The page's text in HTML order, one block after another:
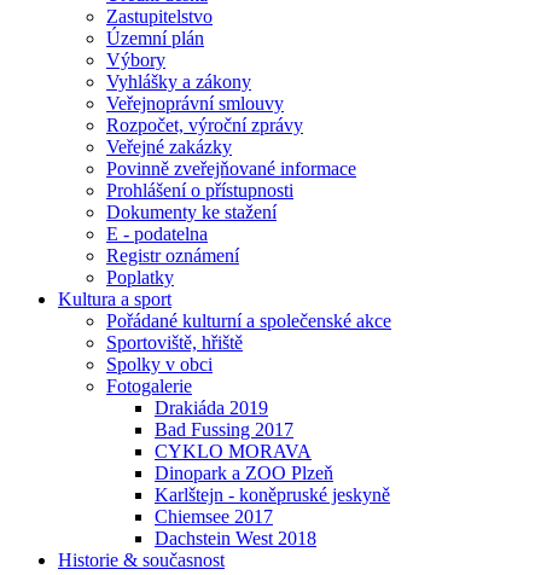
Zastupitelstvo
Územní plán
Výbory
Vyhlášky a zákony
Veřejnoprávní smlouvy
Rozpočet, výroční zprávy
Veřejné zakázky
Povinně zveřejňované informace
Prohlášení o přístupnosti
Dokumenty ke stažení
E - podatelna
Registr oznámení
Poplatky
Kultura a sport
Pořádané kulturní a společenské akce
Sportoviště, hřiště
Spolky v obci
Fotogalerie
Drakiáda 2019
Bad Fussing 2017
CYKLO MORAVA
Dinopark a ZOO Plzeň
Karlštejn - koněpruské jeskyně
Chiemsee 2017
Dachstein West 2018
Historie & současnost